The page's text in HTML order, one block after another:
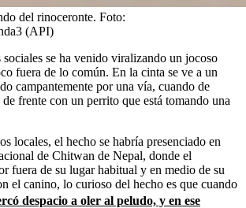
del rinoceronte. Foto:
(API)
sociales se ha venido viralizando un jocoso
fuera de lo común. En la cinta se ve a un
campantemente por una vía, cuando de
de frente con un perrito que está tomando una
locales, el hecho se habría presenciado en
de Chitwan de Nepal, donde el
fuera de su lugar habitual y en medio de su
el canino, lo curioso del hecho es que cuando
despacio a oler al peludo, y en ese